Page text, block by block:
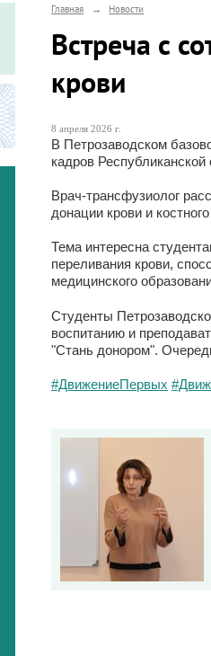
Главная → Новости
Встреча с
крови
8 апреля 2026 г.
В Петрозаводском
кадров
Врач-трансфузиолог
донации крови и
Тема интересна
переливания крови,
медицинского
Студенты
воспитанию и
"Стань донором".
#ДвижениеПервых